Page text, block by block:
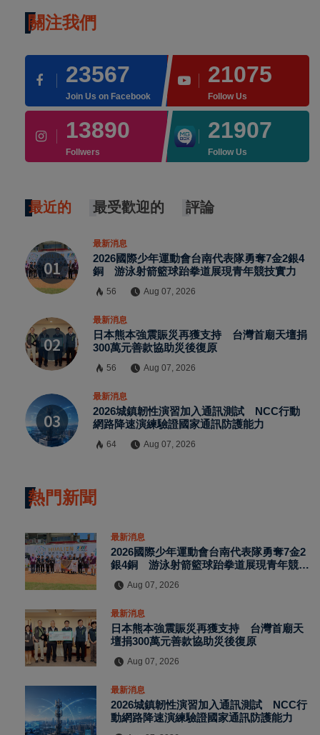
關注我們
23567
Join Us on Facebook
21075
Follow Us
13890
Follwers
21907
Follow Us
最近的 最受歡迎的 評論
最新消息
2026國際少年運動會台南代表隊勇奪7金2銀4
銅 游泳射箭籃球跆拳道展現青年競技實力
56 Aug 07, 2026
最新消息
日本熊本強震賑災再獲支持 台灣首廟天壇捐
300萬元善款協助災後復原
56 Aug 07, 2026
最新消息
2026城鎮韌性演習加入通訊測試 NCC行動
網路降速演練驗證國家通訊防護能力
64 Aug 07, 2026
熱門新聞
最新消息
2026國際少年運動會台南代表隊勇奪7金2
銀4銅 游泳射箭籃球跆拳道展現青年競技
Aug 07, 2026
最新消息
日本熊本強震賑災再獲支持 台灣首廟天
壇捐300萬元善款協助災後復原
Aug 07, 2026
最新消息
2026城鎮韌性演習加入通訊測試 NCC行
動網路降速演練驗證國家通訊防護能力